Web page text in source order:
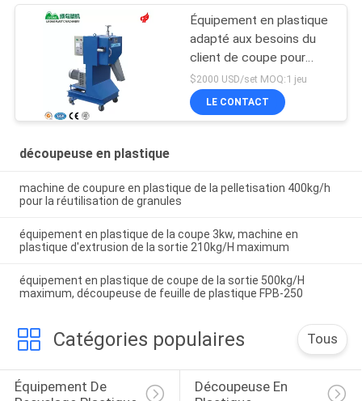
Équipement en plastique
adapté aux besoins du
client de coupe pour
réutiliser le plastique
$2000 USD/set MOQ:1 jeu
LE CONTACT
découpeuse en plastique
machine de coupure en plastique de la pelletisation 400kg/h
pour la réutilisation de granules
équipement en plastique de la coupe 3kw, machine en
plastique d'extrusion de la sortie 210kg/H maximum
équipement en plastique de coupe de la sortie 500kg/H
maximum, découpeuse de feuille de plastique FPB-250
Catégories populaires Tous
Équipement De
Découpeuse En